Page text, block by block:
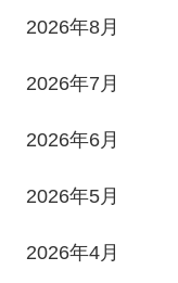
2026年8月
2026年7月
2026年6月
2026年5月
2026年4月